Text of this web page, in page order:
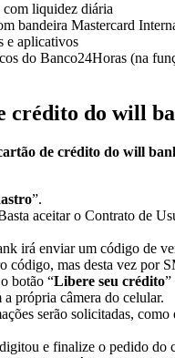
liquidez diária
bandeira Mastercard
e aplicativos
do Banco24Horas (na
crédito do will
de crédito do will
”.
aceitar o Contrato de
irá enviar um código de
código, mas desta vez por
botão “Libere seu crédito”
própria câmera do celular.
serão solicitadas,
e finalize o pedido do